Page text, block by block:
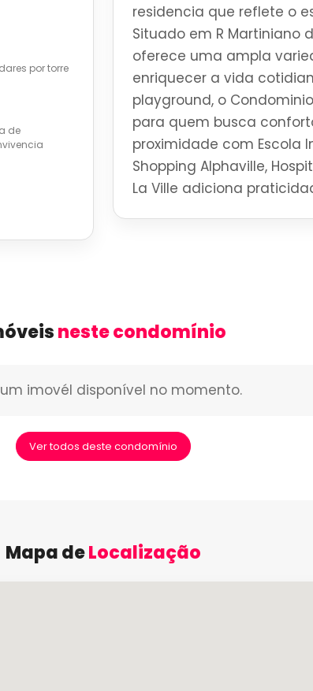
por torre
de
residencia que reflete o
Situado em R Martiniano
oferece uma ampla
enriquecer a vida
playground, o
para quem busca
proximidade com Escola
Shopping Alphaville,
La Ville adiciona
neste condomínio
imovél disponível no momento.
Ver todos deste condomínio
Mapa deLocalização